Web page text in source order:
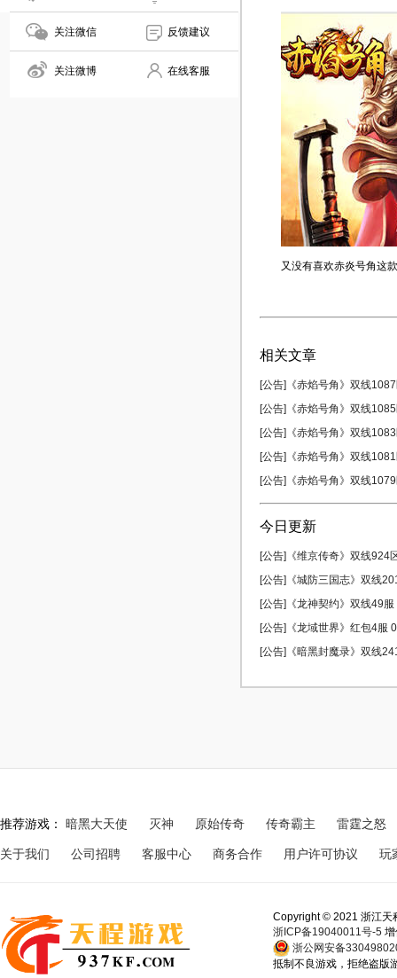
关注微信 反馈建议
关注微博 在线客服
又没有喜欢赤炎号角这
相关文章
[公告]《赤焰号角》双线
[公告]《赤焰号角》双线
[公告]《赤焰号角》双线
[公告]《赤焰号角》双线
[公告]《赤焰号角》双线
今日更新
[公告]《维京传奇》双线924
[公告]《城防三国志》双线
[公告]《龙神契约》双线49
[公告]《龙域世界》红包4服
[公告]《暗黑封魔录》双线
推荐游戏： 暗黑大天使 灭神 原始传奇 传奇霸主 雷霆之怒
关于我们 公司招聘 客服中心 商务合作 用户许可协议 玩
Copyright © 2021 浙江天
浙ICP备19040011号-5
浙公网安备
抵制不良游戏，拒绝盗版